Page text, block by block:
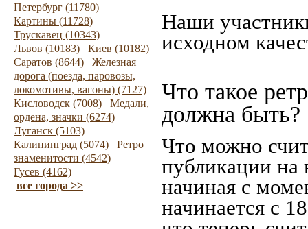
Петербург (11780)
Картины (11728)
Трускавец (10343)
Львов (10183)
Киев (10182)
Саратов (8644)
Железная
дорога (поезда, паровозы,
локомотивы, вагоны) (7127)
Кисловодск (7008)
Медали,
ордена, значки (6274)
Луганск (5103)
Калининград (5074)
Ретро
знаменитости (4542)
Гусев (4162)
все города >>
Наши
исходном
Что такое
должна быть?
Что можно
публикации
начиная c
начинается с